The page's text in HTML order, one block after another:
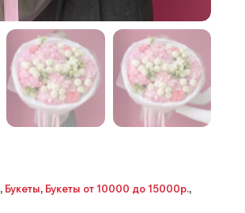
, Букеты, Букеты от 10000 до 15000р.,